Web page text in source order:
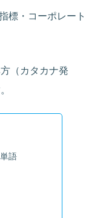
標・コーポレート
（カタカナ発
語